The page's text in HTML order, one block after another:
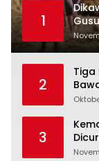
1
2
Tiga
3